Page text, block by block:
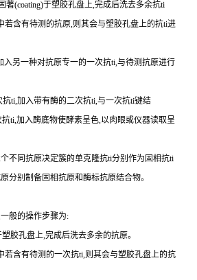
固著(coating)于塑胶孔盘上,完成后洗去多余抗ti
若含有待测的抗原,则其会与塑胶孔盘上的抗ti进
入另一种对抗原专一的一次抗ti,与待测抗原进行
抗ti,加入带有酶的二次抗ti,与一次抗ti键结
抗ti,加入酶底物使酵素呈色,以肉眼或仪器读取呈
个不同抗原决定簇的单克隆抗ti分别作为固相抗ti
分别制备固相抗原和酶标抗原结合物。
般的操作步骤为:
胶孔盘上,完成后洗去多余的抗原。
若含有待测的一次抗ti,则其会与塑胶孔盘上的抗